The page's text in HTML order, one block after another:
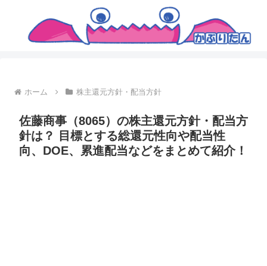
ホーム 株主還元方針・配当方針
佐藤商事（8065）の株主還元方針・配当方
針は？ 目標とする総還元性向や配当性
向、DOE、累進配当などをまとめて紹介！